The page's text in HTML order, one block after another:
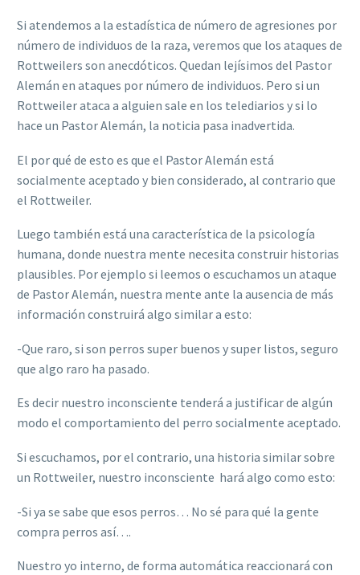
Si atendemos a la estadística de número de agresiones por
número de individuos de la raza, veremos que los ataques de
Rottweilers son anecdóticos. Quedan lejísimos del Pastor
Alemán en ataques por número de individuos. Pero si un
Rottweiler ataca a alguien sale en los telediarios y si lo
hace un Pastor Alemán, la noticia pasa inadvertida.
El por qué de esto es que el Pastor Alemán está
socialmente aceptado y bien considerado, al contrario que
el Rottweiler.
Luego también está una característica de la psicología
humana, donde nuestra mente necesita construir historias
plausibles. Por ejemplo si leemos o escuchamos un ataque
de Pastor Alemán, nuestra mente ante la ausencia de más
información construirá algo similar a esto:
-Que raro, si son perros super buenos y super listos, seguro
que algo raro ha pasado.
Es decir nuestro inconsciente tenderá a justificar de algún
modo el comportamiento del perro socialmente aceptado.
Si escuchamos, por el contrario, una historia similar sobre
un Rottweiler, nuestro inconsciente hará algo como esto:
-Si ya se sabe que esos perros… No sé para qué la gente
compra perros así….
Nuestro yo interno, de forma automática reaccionará con